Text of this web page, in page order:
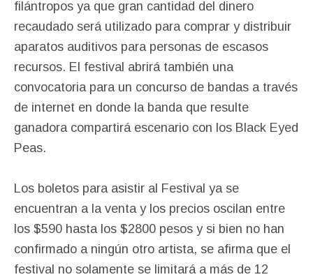
filántropos ya que gran cantidad del dinero
recaudado será utilizado para comprar y distribuir
aparatos auditivos para personas de escasos
recursos. El festival abrirá también una
convocatoria para un concurso de bandas a través
de internet en donde la banda que resulte
ganadora compartirá escenario con los Black Eyed
Peas.
Los boletos para asistir al Festival ya se
encuentran a la venta y los precios oscilan entre
los $590 hasta los $2800 pesos y si bien no han
confirmado a ningún otro artista, se afirma que el
festival no solamente se limitará a más de 12